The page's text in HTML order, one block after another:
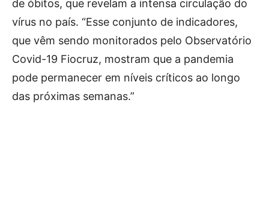
de óbitos, que revelam a intensa circulação do
vírus no país. “Esse conjunto de indicadores,
que vêm sendo monitorados pelo Observatório
Covid-19 Fiocruz, mostram que a pandemia
pode permanecer em níveis críticos ao longo
das próximas semanas.”